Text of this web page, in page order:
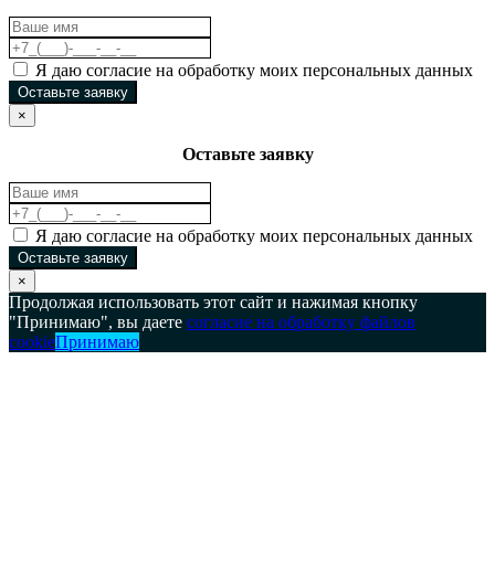
Я даю согласие на обработку моих персональных данных
Оставьте заявку
×
Оставьте заявку
Я даю согласие на обработку моих персональных данных
Оставьте заявку
×
Продолжая использовать этот сайт и нажимая кнопку
"Принимаю", вы даете согласие на обработку файлов
cookieПринимаю